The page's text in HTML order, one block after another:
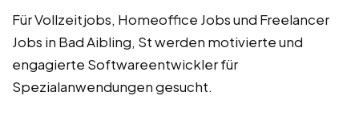
Für Vollzeitjobs, Homeoffice Jobs und Freelancer
Jobs in Bad Aibling, St werden motivierte und
engagierte Softwareentwickler für
Spezialanwendungen gesucht.